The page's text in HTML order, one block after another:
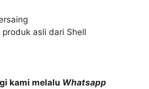
produk asli dari Shell
kami melalu Whatsapp